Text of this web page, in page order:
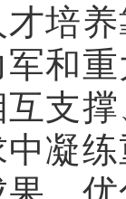
培
和
支
中凝